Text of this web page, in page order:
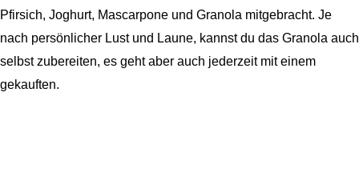
Pfirsich, Joghurt, Mascarpone und Granola mitgebracht. Je
nach persönlicher Lust und Laune, kannst du das Granola auch
selbst zubereiten, es geht aber auch jederzeit mit einem
gekauften.